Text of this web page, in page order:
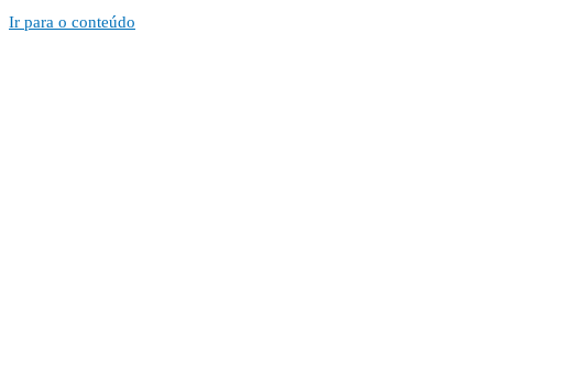
Ir para o conteúdo